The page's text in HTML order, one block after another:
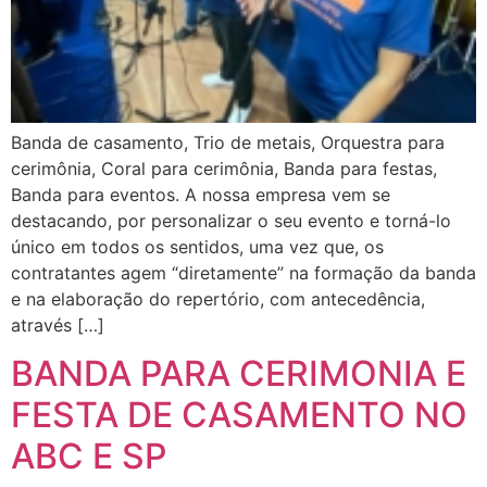
Banda de casamento, Trio de metais, Orquestra para
cerimônia, Coral para cerimônia, Banda para festas,
Banda para eventos. A nossa empresa vem se
destacando, por personalizar o seu evento e torná-lo
único em todos os sentidos, uma vez que, os
contratantes agem “diretamente” na formação da banda
e na elaboração do repertório, com antecedência,
através […]
BANDA PARA CERIMONIA E
FESTA DE CASAMENTO NO
ABC E SP